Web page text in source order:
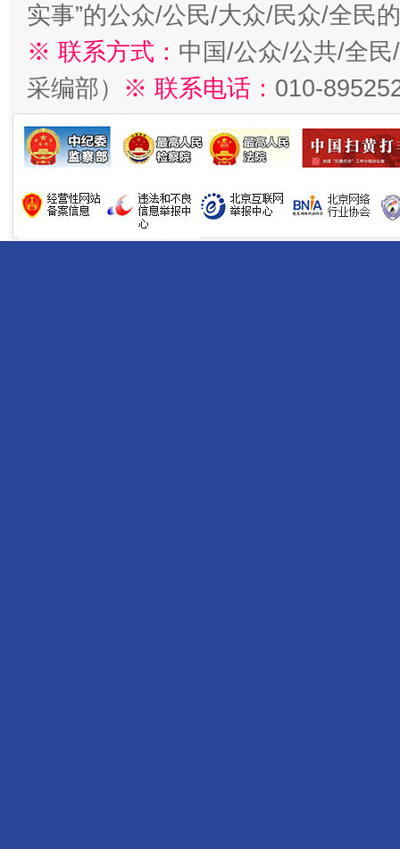
实事”的公众/公民/大众/民众/全民
※ 联系方式： 中国/公众/公共/全
采编部） ※ 联系电话： 010-